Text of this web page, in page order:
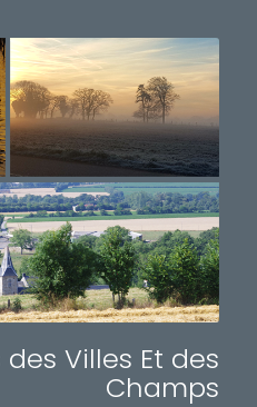
des Villes Et des
Champs